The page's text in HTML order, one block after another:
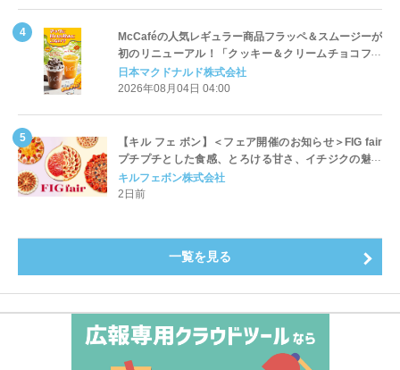
McCaféの人気レギュラー商品フラッペ＆スムージーが
初のリニューアル！「クッキー＆クリームチョコフラ
ッペ」「マンゴースムージー」8月5日（水）から販売
開始
日本マクドナルド株式会社
2026年08月04日 04:00
【キル フェ ボン】＜フェア開催のお知らせ＞FIG fair
プチプチとした食感、とろける甘さ、イチジクの魅力
をたっぷりと。新作を含め、イチジク尽くしの全4種が
登場8月20日（木）スタート
キルフェボン株式会社
2日前
一覧を見る